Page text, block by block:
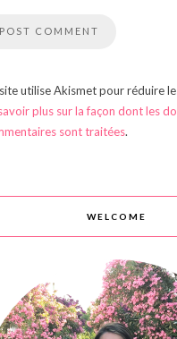
utilise Akismet pour réduire
plus sur la façon dont les
sont traitées.
WELCOME